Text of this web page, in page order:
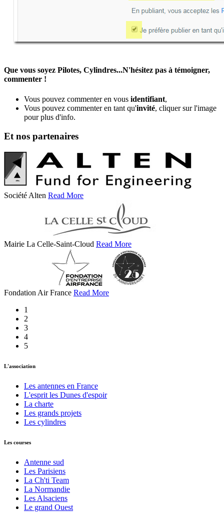
Que vous soyez Pilotes, Cylindres...N'hésitez pas à témoigner,
commenter !
Vous pouvez commenter en vous identifiant,
Vous pouvez commenter en tant qu'invité, cliquer sur l'image
pour plus d'info.
Et nos partenaires
Société Alten Read More
Mairie La Celle-Saint-Cloud Read More
Fondation Air France Read More
1
2
3
4
5
L'association
Les antennes en France
L'esprit les Dunes d'espoir
La charte
Les grands projets
Les cylindres
Les courses
Antenne sud
Les Parisiens
La Ch'ti Team
La Normandie
Les Alsaciens
Le grand Ouest